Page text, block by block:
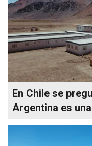
En Chile se
Argentina es